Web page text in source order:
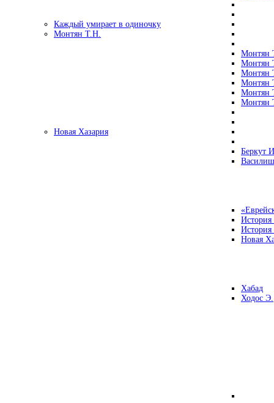
Каждый умирает в одиночку
Монтян Т.Н.
Монтян
Монтян
Монтян
Монтян
Монтян
Монтян
Новая Хазария
Беркут
Новая
Хабад
Ходос Э.